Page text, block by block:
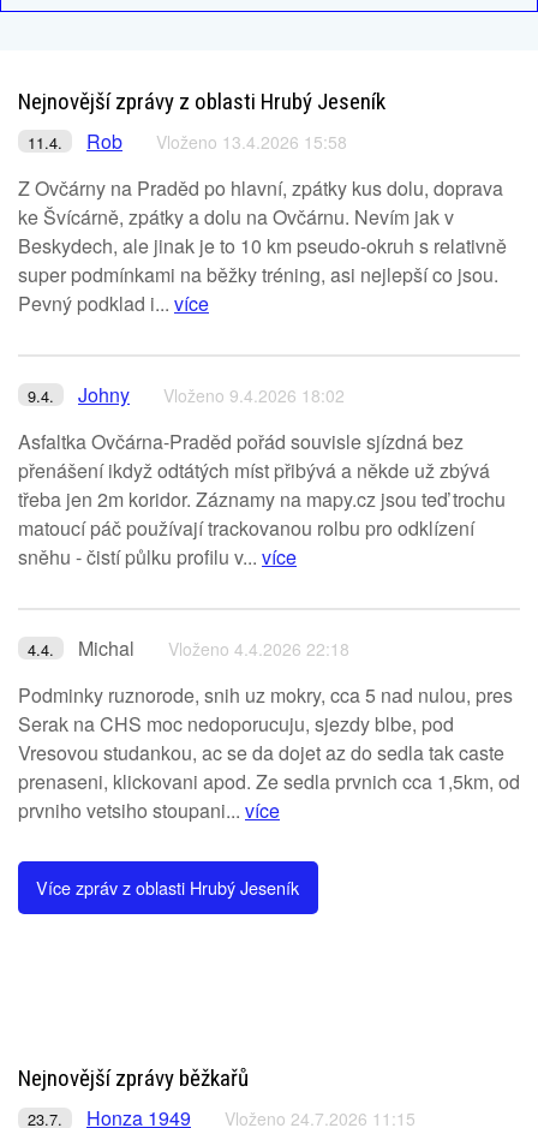
Nejnovější zprávy z oblasti Hrubý Jeseník
11.4. Rob Vloženo 13.4.2026 15:58
Z Ovčárny na Praděd po hlavní, zpátky kus dolu, doprava
ke Švícárně, zpátky a dolu na Ovčárnu. Nevím jak v
Beskydech, ale jinak je to 10 km pseudo-okruh s relativně
super podmínkami na běžky tréning, asi nejlepší co jsou.
Pevný podklad i... více
9.4. Johny Vloženo 9.4.2026 18:02
Asfaltka Ovčárna-Praděd pořád souvisle sjízdná bez
přenášení ikdyž odtátých míst přibývá a někde už zbývá
třeba jen 2m koridor. Záznamy na mapy.cz jsou teď trochu
matoucí páč používají trackovanou rolbu pro odklízení
sněhu - čistí půlku profilu v... více
4.4. Michal Vloženo 4.4.2026 22:18
Podminky ruznorode, snih uz mokry, cca 5 nad nulou, pres
Serak na CHS moc nedoporucuju, sjezdy blbe, pod
Vresovou studankou, ac se da dojet az do sedla tak caste
prenaseni, klickovani apod. Ze sedla prvnich cca 1,5km, od
prvniho vetsiho stoupani... více
Více zpráv z oblasti Hrubý Jeseník
Nejnovější zprávy běžkařů
23.7. Honza 1949 Vloženo 24.7.2026 11:15